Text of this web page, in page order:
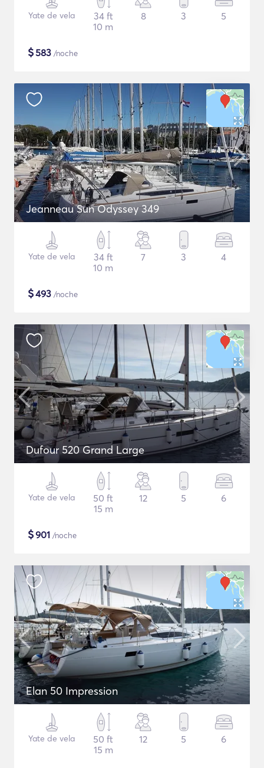
Yate de vela
34 ft
10 m
8 3 5
$583 /noche
Jeanneau Sun Odyssey 349
Yate de vela
34 ft
10 m
7 3 4
$493 /noche
Dufour 520 Grand Large
Yate de vela
50 ft
15 m
12 5 6
$901 /noche
Elan 50 Impression
Yate de vela
50 ft
15 m
12 5 6